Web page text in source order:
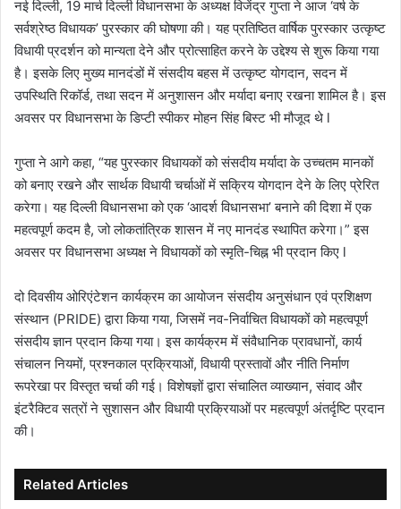
नई दिल्ली, 19 मार्च दिल्ली विधानसभा के अध्यक्ष विजेंद्र गुप्ता ने आज ‘वर्ष के
सर्वश्रेष्ठ विधायक’ पुरस्कार की घोषणा की। यह प्रतिष्ठित वार्षिक पुरस्कार उत्कृष्ट
विधायी प्रदर्शन को मान्यता देने और प्रोत्साहित करने के उद्देश्य से शुरू किया गया
है। इसके लिए मुख्य मानदंडों में संसदीय बहस में उत्कृष्ट योगदान, सदन में
उपस्थिति रिकॉर्ड, तथा सदन में अनुशासन और मर्यादा बनाए रखना शामिल है। इस
अवसर पर विधानसभा के डिप्टी स्पीकर मोहन सिंह बिस्ट भी मौजूद थे l
गुप्ता ने आगे कहा, “यह पुरस्कार विधायकों को संसदीय मर्यादा के उच्चतम मानकों
को बनाए रखने और सार्थक विधायी चर्चाओं में सक्रिय योगदान देने के लिए प्रेरित
करेगा। यह दिल्ली विधानसभा को एक ‘आदर्श विधानसभा’ बनाने की दिशा में एक
महत्वपूर्ण कदम है, जो लोकतांत्रिक शासन में नए मानदंड स्थापित करेगा।” इस
अवसर पर विधानसभा अध्यक्ष ने विधायकों को स्मृति-चिह्न भी प्रदान किए l
दो दिवसीय ओरिएंटेशन कार्यक्रम का आयोजन संसदीय अनुसंधान एवं प्रशिक्षण
संस्थान (PRIDE) द्वारा किया गया, जिसमें नव-निर्वाचित विधायकों को महत्वपूर्ण
संसदीय ज्ञान प्रदान किया गया। इस कार्यक्रम में संवैधानिक प्रावधानों, कार्य
संचालन नियमों, प्रश्नकाल प्रक्रियाओं, विधायी प्रस्तावों और नीति निर्माण
रूपरेखा पर विस्तृत चर्चा की गई। विशेषज्ञों द्वारा संचालित व्याख्यान, संवाद और
इंटरैक्टिव सत्रों ने सुशासन और विधायी प्रक्रियाओं पर महत्वपूर्ण अंतर्दृष्टि प्रदान
की।
Related Articles